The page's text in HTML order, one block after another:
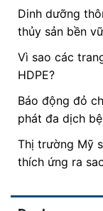
Dinh dưỡng
thủy sản bền
Vì sao các
HDPE?
Báo động đỏ
phát đa dịch
Thị trường Mỹ
thích ứng ra